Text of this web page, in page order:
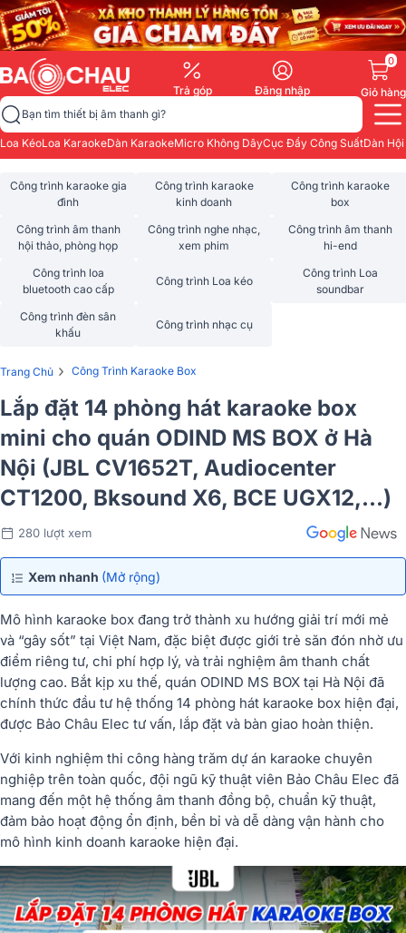
Trả góp Đăng nhập
0
Giỏ hàng
Bạn tìm thiết bị âm thanh gì?
Loa KéoLoa KaraokeDàn KaraokeMicro Không DâyCục Đẩy Công SuấtDàn
Công trình karaoke gia
đình
Công trình karaoke
kinh doanh
Công trình karaoke
box
Công trình âm thanh
hội thảo, phòng họp
Công trình nghe nhạc,
xem phim
Công trình âm thanh
hi-end
Công trình loa
bluetooth cao cấp
Công trình Loa kéo
Công trình Loa
soundbar
Công trình đèn sân
khấu
Công trình nhạc cụ
Trang Chủ › Công Trình Karaoke Box
Lắp đặt 14 phòng hát karaoke box
mini cho quán ODIND MS BOX ở Hà
Nội (JBL CV1652T, Audiocenter
CT1200, Bksound X6, BCE UGX12,...)
280 lượt xem
Xem nhanh (Mở rộng)
Mô hình karaoke box đang trở thành xu hướng giải trí mới mẻ
và “gây sốt” tại Việt Nam, đặc biệt được giới trẻ săn đón nhờ ưu
điểm riêng tư, chi phí hợp lý, và trải nghiệm âm thanh chất
lượng cao. Bắt kịp xu thế, quán ODIND MS BOX tại Hà Nội đã
chính thức đầu tư hệ thống 14 phòng hát karaoke box hiện đại,
được Bảo Châu Elec tư vấn, lắp đặt và bàn giao hoàn thiện.
Với kinh nghiệm thi công hàng trăm dự án karaoke chuyên
nghiệp trên toàn quốc, đội ngũ kỹ thuật viên Bảo Châu Elec đã
mang đến một hệ thống âm thanh đồng bộ, chuẩn kỹ thuật,
đảm bảo hoạt động ổn định, bền bỉ và dễ dàng vận hành cho
mô hình kinh doanh karaoke hiện đại.